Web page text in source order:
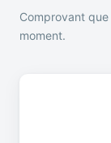
Comprovant
moment.